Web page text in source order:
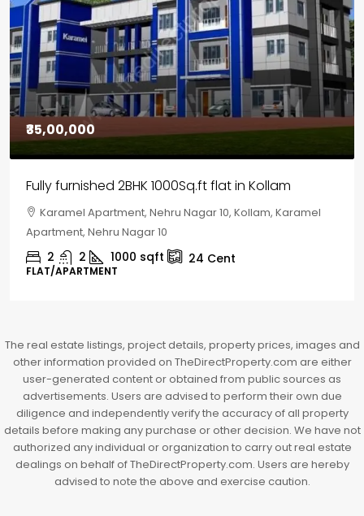
₹30,00,000
House for sale in Chelapram, Kozhikode
Chelapram, Chelannur, Kozhikode, Kozhikode,
Chelapram, Chelannur, Kozhikode
2 1 1498 sqft 10Cent
HOUSE, HOUSE PLOT, SINGLE FAMILY HOME
The real estate listings, project details, property prices, images and
other information provided on TheDirectProperty.com are either
user-generated content or obtained from public sources as
advertisements. Users are advised to perform their own due
diligence and independently verify the accuracy of all property
details before making any purchase or other decision. We have not
authorized any individual or organization to carry out real estate
dealings on behalf of TheDirectProperty.com. Users are hereby
advised to note the above and exercise caution.